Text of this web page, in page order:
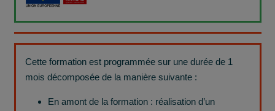
Cette formation est programmée sur une durée de 1
mois décomposée de la manière suivante :
En amont de la formation : réalisation d’un